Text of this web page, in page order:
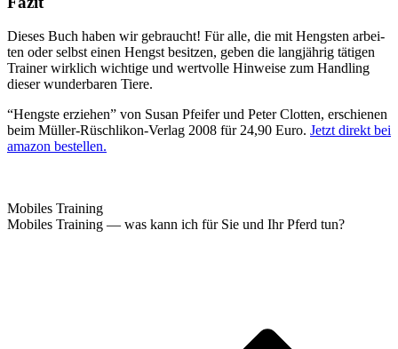
Die­ses Buch haben wir gebraucht! Für alle, die mit Hengs­ten arbei­
ten oder selbst einen Hengst besit­zen, geben die lang­jäh­rig täti­gen
Trai­ner wirk­lich wich­ti­ge und wert­vol­le Hin­wei­se zum Hand­ling
die­ser wun­der­ba­ren Tiere.
“Hengs­te erzie­hen” von Sus­an Pfei­fer und Peter Clot­ten, erschie­nen
beim Mül­ler-Rüsch­li­kon-Ver­lag 2008 für 24,90 Euro. Jetzt direkt bei
ama­zon bestellen.
Mobi­les Training
Mobi­les Trai­ning — was kann ich für Sie und Ihr Pferd tun?